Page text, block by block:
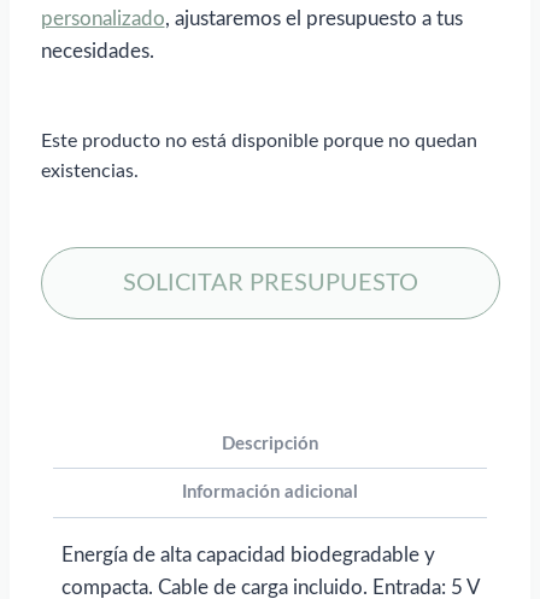
personalizado, ajustaremos el presupuesto a tus
necesidades.
Este producto no está disponible porque no quedan
existencias.
SOLICITAR PRESUPUESTO
Descripción
Información adicional
Energía de alta capacidad biodegradable y
compacta. Cable de carga incluido. Entrada: 5 V